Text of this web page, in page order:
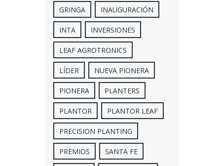
GRINGA INAUGURACIÓN
INTA INVERSIONES
LEAF AGROTRONICS
LÍDER NUEVA PIONERA
PIONERA PLANTERS
PLANTOR PLANTOR LEAF
PRECISION PLANTING
PREMIOS SANTA FE